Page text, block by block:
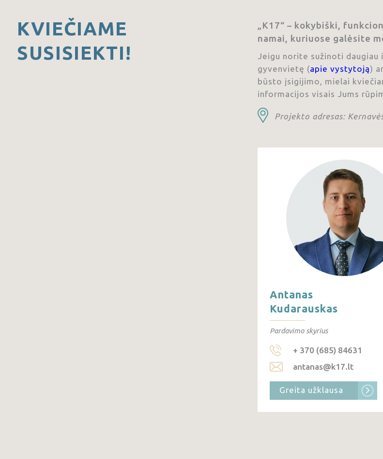
KVIEČIAME
SUSISIEKTI!
„K17“ – kokybiški,
namai, kuriuose galėsite
Jeigu norite sužinoti daugiau
gyvenvietę (apie vystytoją)
būsto įsigijimo, mielai
informacijos visais Jums
Projekto adresas:
Antanas
Kudarauskas
Pardavimo skyrius
+ 370 (685) 84631
antanas@k17.lt
Greita užklausa